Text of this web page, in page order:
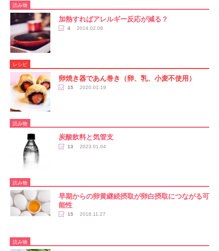
読み物
加熱すればアレルギー反応が減る？
4 2014.02.08
レシピ
卵焼き器であん巻き（卵、乳、小麦不使用）
15 2020.01.19
読み物
炭酸飲料と気管支
13 2023.01.04
読み物
早期からの卵黄継続摂取が卵白摂取につながる可
能性
15 2018.11.27
読み物